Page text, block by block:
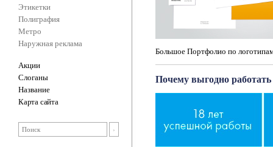
Этикетки
Полиграфия
Метро
Наружная реклама
Акции
Слоганы
Название
Карта сайта
Большое Портфолио по
Почему выгодно работать